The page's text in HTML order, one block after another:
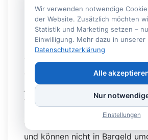
Bestimmte Zusatzleistungen –
KI-Funktionen – werden über
Form von Credits abgerechnet.
werden mit dem gebuchten
gutgeschrieben oder gesondert
jeweils aktuelle Credit-Bedarf
wird vor der Nutzung
Credits sind kein gesetzliches
und können nicht in Bargeld
Wir verwenden notwendige
der Website. Zusätzlich möchten
Statistik und Marketing setzen –
Einwilligung. Mehr dazu in unserer
Datenschutzerklärung
Alle
Nur
Einstellungen